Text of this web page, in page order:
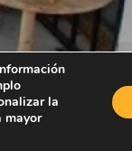
advice Privacy
la
mayor